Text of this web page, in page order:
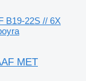
B19-22S // 6X
MET